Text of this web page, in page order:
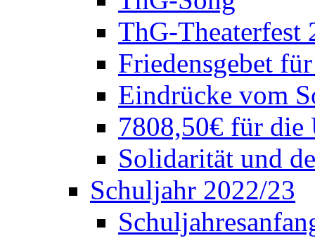
ThG-Theaterfest
Friedensgebet
Eindrücke vom
7808,50€ für die
Solidarität und
Schuljahr 2022/23